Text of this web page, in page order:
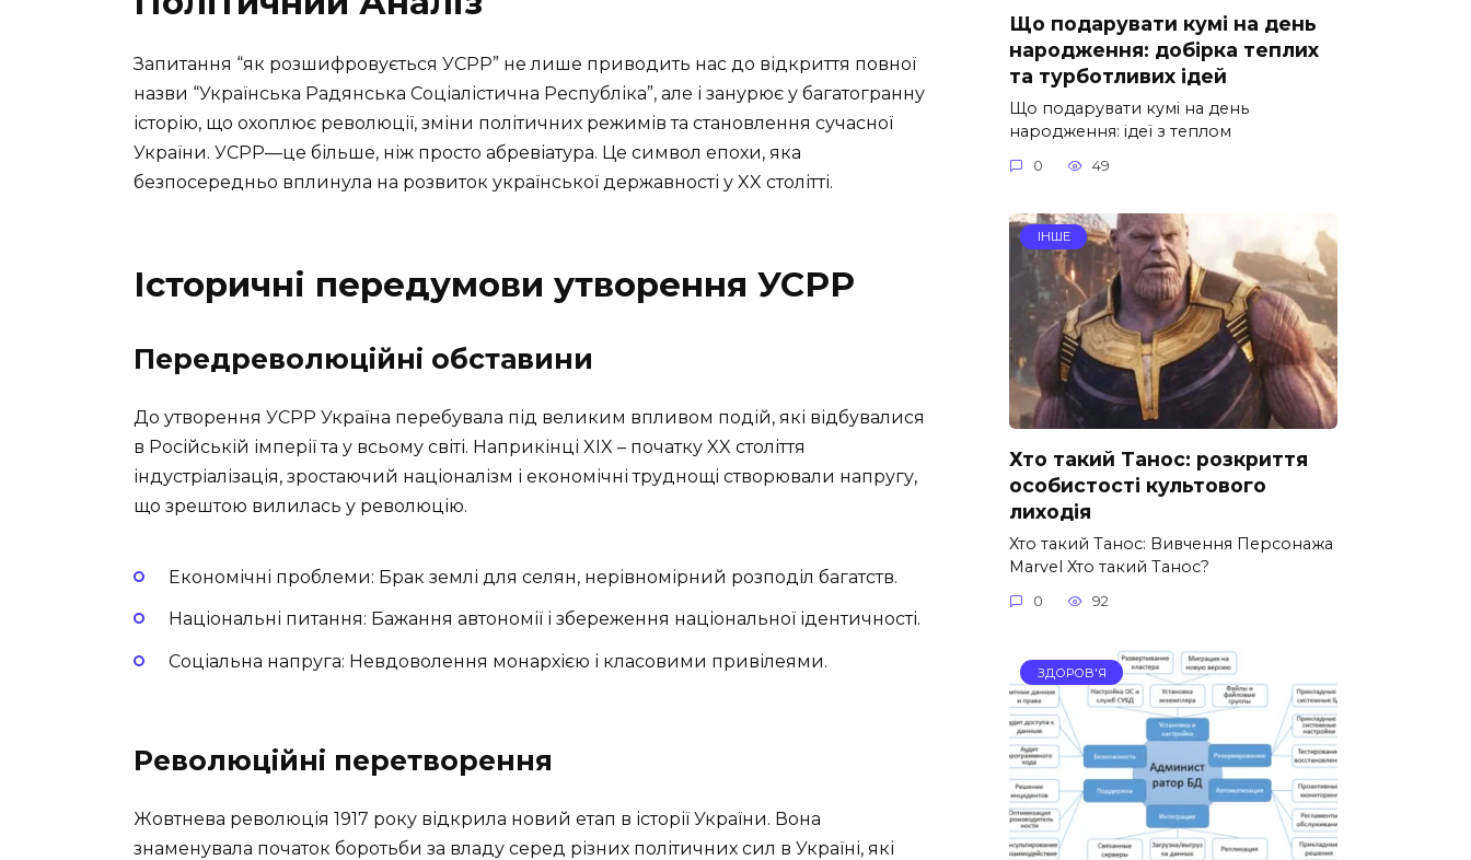
Запитання “як розшифровується УСРР” не лише приводить нас до відкриття повної
назви “Українська Радянська Соціалістична Республіка”, але і занурює у багатогранну
історію, що охоплює революції, зміни політичних режимів та становлення сучасної
України. УСРР—це більше, ніж просто абревіатура. Це символ епохи, яка
безпосередньо вплинула на розвиток української державності у XX столітті.
Історичні передумови утворення УСРР
Передреволюційні обставини
До утворення УСРР Україна перебувала під великим впливом подій, які відбувалися
в Російській імперії та у всьому світі. Наприкінці XIX – початку XX століття
індустріалізація, зростаючий націоналізм і економічні труднощі створювали напругу,
що зрештою вилилась у революцію.
Економічні проблеми: Брак землі для селян, нерівномірний розподіл багатств.
Національні питання: Бажання автономії і збереження національної ідентичності.
Соціальна напруга: Невдоволення монархією і класовими привілеями.
Революційні перетворення
Жовтнева революція 1917 року відкрила новий етап в історії України. Вона
знаменувала початок боротьби за владу серед різних політичних сил в Україні, які
Що подарувати кумі на день
народження: добірка теплих
та турботливих ідей
Що подарувати кумі на день
народження: ідеї з теплом
0 49
ІНШЕ
Хто такий Танос: розкриття
особистості культового
лиходія
Хто такий Танос: Вивчення Персонажа
Marvel Хто такий Танос?
0 92
ЗДОРОВ'Я